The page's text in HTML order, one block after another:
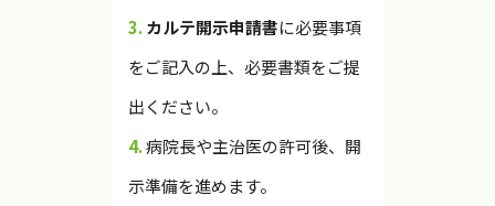
3.カルテ開示申請書に必要事項
をご記入の上、必要書類をご提
出ください。
4.病院長や主治医の許可後、開
示準備を進めます。